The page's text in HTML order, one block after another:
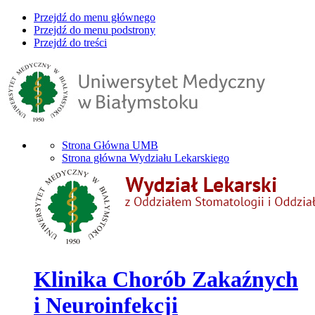
Przejdź do menu głównego
Przejdź do menu podstrony
Przejdź do treści
Strona Główna UMB
Strona główna Wydziału Lekarskiego
Klinika Chorób Zakaźnych
i Neuroinfekcji